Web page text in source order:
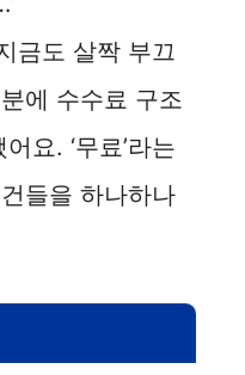
금도 살짝 부끄
에 수수료 구조
요. ‘무료’라는
들을 하나하나